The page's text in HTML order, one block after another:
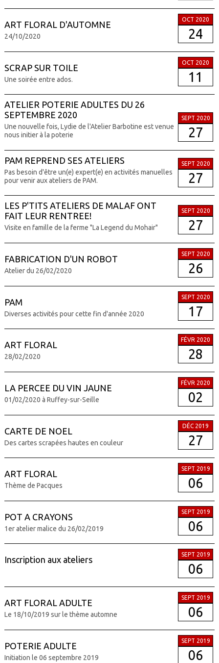
ART FLORAL D'AUTOMNE
24/10/2020
OCT 2020
24
SCRAP SUR TOILE
Une soirée entre ados.
OCT 2020
11
ATELIER POTERIE ADULTES DU 26
SEPTEMBRE 2020
Une nouvelle fois, Lydie de l'Atelier Barbotine est venue
nous initier à la poterie
SEPT 2020
27
PAM REPREND SES ATELIERS
Pas besoin d'être un(e) expert(e) en activités manuelles
pour venir aux ateliers de PAM.
SEPT 2020
27
LES P'TITS ATELIERS DE MALAF ONT
FAIT LEUR RENTREE!
Visite en famille de la ferme "La Legend du Mohair"
SEPT 2020
27
FABRICATION D'UN ROBOT
Atelier du 26/02/2020
SEPT 2020
26
PAM
Diverses activités pour cette fin d'année 2020
SEPT 2020
17
ART FLORAL
28/02/2020
FÉVR 2020
28
LA PERCEE DU VIN JAUNE
01/02/2020 à Ruffey-sur-Seille
FÉVR 2020
02
CARTE DE NOEL
Des cartes scrapées hautes en couleur
DÉC 2019
27
ART FLORAL
Thème de Pacques
SEPT 2019
06
POT A CRAYONS
1er atelier malice du 26/02/2019
SEPT 2019
06
Inscription aux ateliers
SEPT 2019
06
ART FLORAL ADULTE
Le 18/10/2019 sur le thème automne
SEPT 2019
06
POTERIE ADULTE
Initiation le 06 septembre 2019
SEPT 2019
06